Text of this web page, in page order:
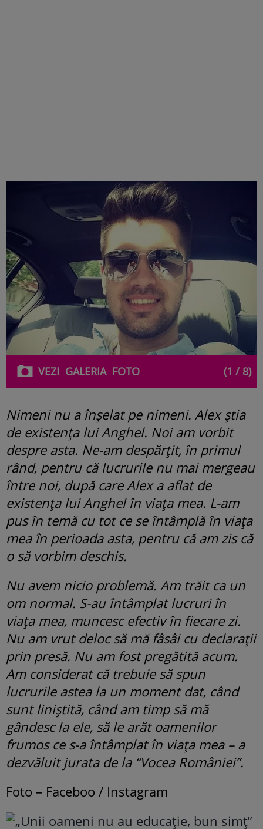
VEZI GALERIAFOTO (1 / 8)
Nimeni nu a înșelat pe nimeni. Alex știa
de existența lui Anghel. Noi am vorbit
despre asta. Ne-am despărțit, în primul
rând, pentru că lucrurile nu mai mergeau
între noi, după care Alex a aflat de
existența lui Anghel în viața mea. L-am
pus în temă cu tot ce se întâmplă în viața
mea în perioada asta, pentru că am zis că
o să vorbim deschis.
Nu avem nicio problemă. Am trăit ca un
om normal. S-au întâmplat lucruri în
viața mea, muncesc efectiv în fiecare zi.
Nu am vrut deloc să mă fâsâi cu declarații
prin presă. Nu am fost pregătită acum.
Am considerat că trebuie să spun
lucrurile astea la un moment dat, când
sunt liniștită, când am timp să mă
gândesc la ele, să le arăt oamenilor
frumos ce s-a întâmplat în viața mea – a
dezvăluit jurata de la “Vocea României”.
Foto – Faceboo / Instagram